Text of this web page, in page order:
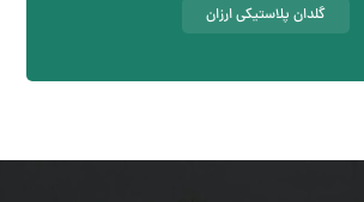
گلدان پلاستیکی ارزان